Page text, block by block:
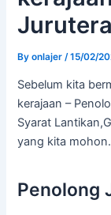
Byonlajer /15/02/
Sebelum kita
kerajaan –
Syarat
yang kita mohon.
Penolong